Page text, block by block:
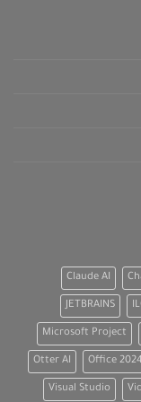
Claude AI
JETBRAINS
Microsoft Project
Office
Otter AI
Visual Studio